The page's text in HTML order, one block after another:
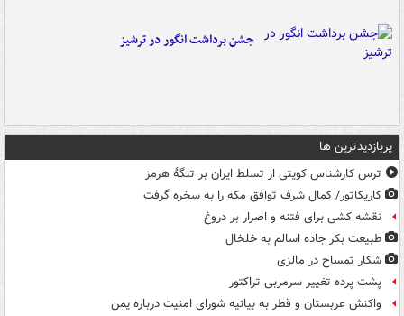
جشن برداشت انگور در ترشیز
پربازدیدترین ها
ترس کارشناس کویتی از تسلط ایران بر تنگۀ هرمز
کاریکاتور/ کمال شرف توافق مکه را به سخره گرفت
نقشه کشی برای فتنه و اصرار بر دروغ
طبیعت بکر جاده اسالم به خلخال
شکار تمساح در مالزی
پشت پرده تغییر سرمربی تراکتور
واکنش عربستان و قطر به بیانیه شورای امنیت درباره یمن